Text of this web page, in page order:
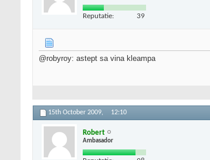
Reputatie: 39
@robyroy: astept sa vina kleampa
15th October 2009, 12:10
Robert
Ambasador